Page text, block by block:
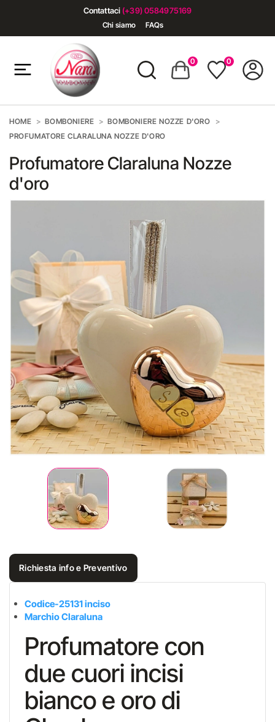
Contattaci (+39) 0584975169
Chi siamo FAQs
0 0
HOME BOMBONIERE
BOMBONIERE NOZZE D'ORO
PROFUMATORE CLARALUNA NOZZE D'ORO
Profumatore Claraluna Nozze
d'oro
Richiesta info e Preventivo
Codice-25131 inciso
Marchio Claraluna
Profumatore con
due cuori incisi
bianco e oro di